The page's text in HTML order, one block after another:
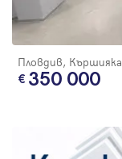
Пловдив, Кършияка
350 000